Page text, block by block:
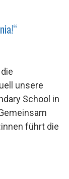
unsere
School in
führt die